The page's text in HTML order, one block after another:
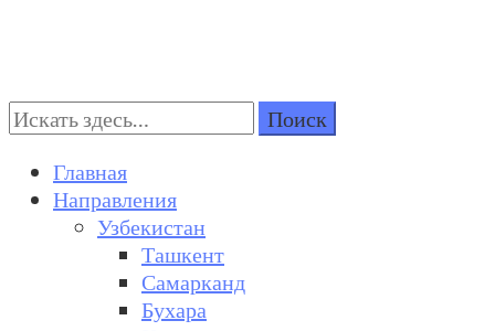
Turkestan Travel
Discover Central Asia
Поиск:
Главная
Направления
Узбекистан
Ташкент
Самарканд
Бухара